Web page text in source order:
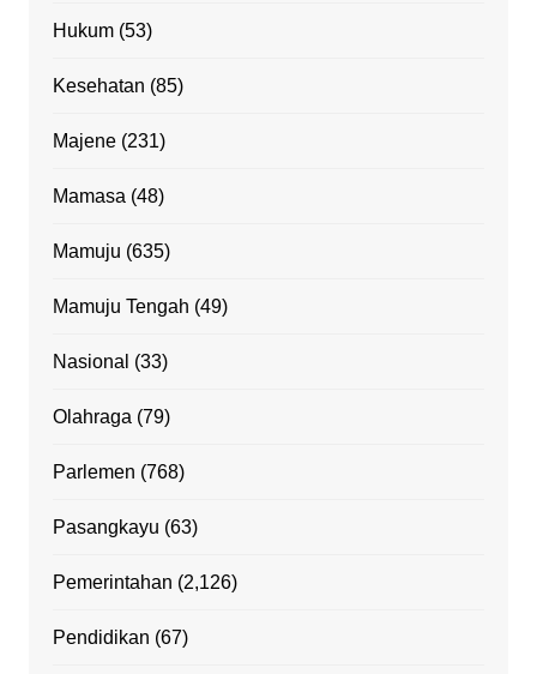
Hukum(53)
Kesehatan (85)
Majene(231)
Mamasa (48)
Mamuju (635)
Mamuju Tengah (49)
Nasional (33)
Olahraga (79)
Parlemen (768)
Pasangkayu (63)
Pemerintahan (2,126)
Pendidikan (67)